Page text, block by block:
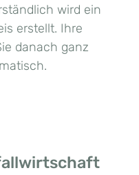
wird ein
erstellt. Ihre
danach ganz